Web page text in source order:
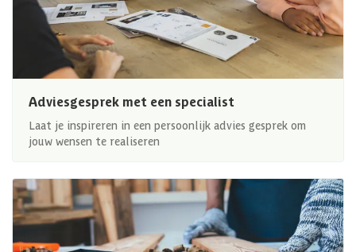
Adviesgesprek met een specialist
Laat je inspireren in een persoonlijk advies gesprek om
jouw wensen te realiseren